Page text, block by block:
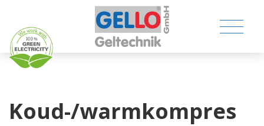
Koud-/warmkompres